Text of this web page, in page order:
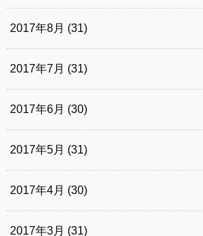
2017年8月 (31)
2017年7月 (31)
2017年6月 (30)
2017年5月 (31)
2017年4月 (30)
2017年3月 (31)